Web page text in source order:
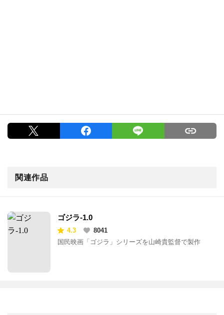
関連作品
ゴジラ-1.0
4.3
8041
国民映画「ゴジラ」シリーズを山崎貴監督で製作